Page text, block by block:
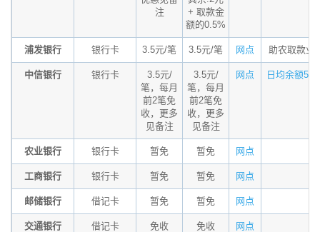
注
+ 取款金
额的0.5%
浦发银行 银行卡 3.5元/笔 3.5元/笔 网点 助农取款业
中信银行 银行卡
3.5元/
笔，每月
前2笔免
收，更多
见备注
3.5元/
笔，每月
前2笔免
收，更多
见备注
网点 日均余额5
农业银行 银行卡 暂免 暂免 网点
工商银行 银行卡 暂免 暂免 网点
邮储银行 借记卡 暂免 暂免 网点
交通银行 借记卡 免收 免收 网点